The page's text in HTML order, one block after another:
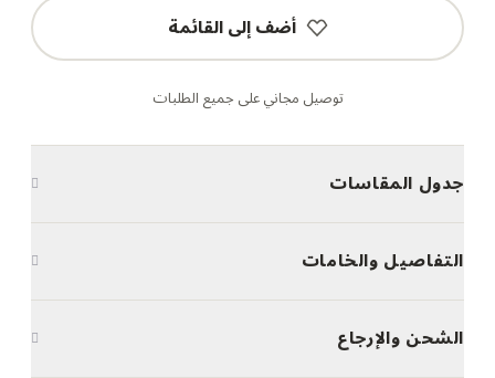
أضف إلى القائمة
توصيل مجاني على جميع الطلبات
جدول المقاسات
التفاصيل والخامات
الشحن والإرجاع